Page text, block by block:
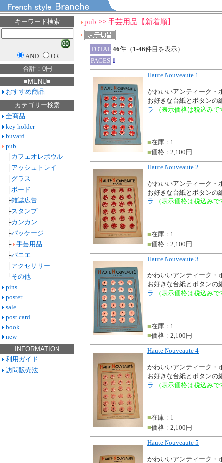
キーワード検索
AND
OR
合計：0円
≡MENU≡
おすすめ商品
カテゴリー検索
全商品
key holder
buvard
pub
├カフェオレボウル
├アッシュトレイ
├グラス
├ボード
├雑誌広告
├スタンプ
├カンカン
├パッケージ
├ 手芸用品
├バニエ
├アクセサリー
└その他
pins
poster
sale
post card
book
new
INFORMATION
利用ガイド
訪問販売法
pub >> 手芸用品【新着順】
TOTAL 46件（ 1-46件目を表示）
PAGES 1
Haute Nouveaute 1
かわいいアンティーク・
お好きな台紙とボタンの
ラ
（表示価格は税込みで
■在庫：1
■価格：2,100円
Haute Nouveaute 2
かわいいアンティーク・
お好きな台紙とボタンの
ラ
（表示価格は税込みで
■在庫：1
■価格：2,100円
Haute Nouveaute 3
かわいいアンティーク・
お好きな台紙とボタンの
ラ
（表示価格は税込みで
■在庫：1
■価格：2,100円
Haute Nouveaute 4
かわいいアンティーク・
お好きな台紙とボタンの
ラ
（表示価格は税込みで
■在庫：1
■価格：2,100円
Haute Nouveaute 5
かわいいアンティーク・